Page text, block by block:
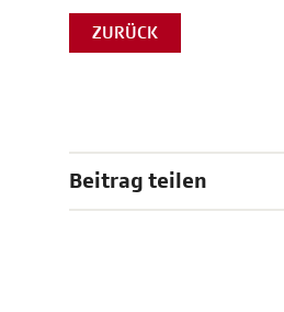
ZURÜCK
Beitrag teilen